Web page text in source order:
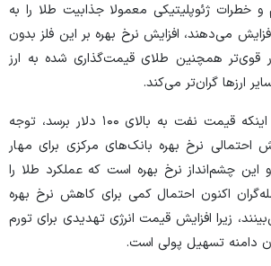
خطرات ژئوپلیتیکی معمولا جذابیت طلا را به
می‌دهند، افزایش نرخ بهره بر این فلز بدون
قوی‌تر همچنین طلای قیمت‌گذاری شده به ارز
ارز‌ها گران‌تر می‌کند.
واترر گفت: «به محض اینکه قیمت نفت به بالای ۱۰۰ دلار برسد، توجه
احتمالی نرخ بهره بانک‌های مرکزی برای مهار
چشم‌انداز نرخ بهره است که عملکرد طلا را
اکنون احتمال کمی برای کاهش نرخ بهره
زیرا افزایش قیمت انرژی تهدیدی برای تورم
دامنه تسهیل پولی است.